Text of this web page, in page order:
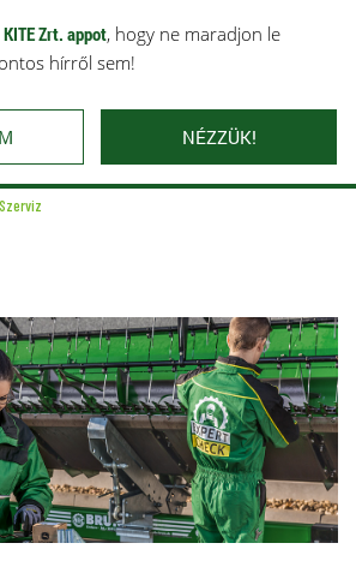
KITE Zrt. appot, hogy ne maradjon le
hírről sem!
NÉZZÜK!
Karrier Kapcsolat
Szerviz